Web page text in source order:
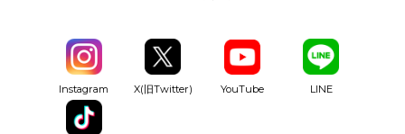
Instagram X(旧Twitter) YouTube LINE